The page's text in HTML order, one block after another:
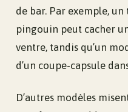
de bar. Par exemple,
pingouin peut cacher
ventre, tandis qu’un
d’un coupe-capsule
D’autres modèles